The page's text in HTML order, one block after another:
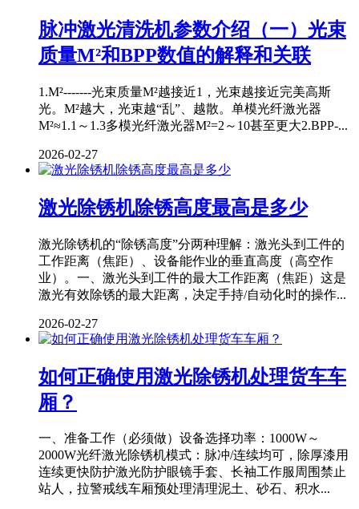
脉冲激光清洗机参数介绍（一）光束
质量M²和BPP数值的解释和关联
1.M²-------光束质量M²越接近1，光束越接近完美高斯
光。M²越大，光束越“乱”、越散。单模光纤激光器
M²≈1.1～1.3多模光纤激光器M²=2～10甚至更大2.BPP-...
2026-02-27
激光除锈机除锈高度最高是多少
激光除锈机的“除锈高度”分两种理解：激光头到工件的
工作距离（焦距）、设备能作业的垂直高度（高空作
业）。一、激光头到工件的最大工作距离（焦距）这是
激光有效除锈的最大距离，决定手持/自动化时的操作...
2026-02-27
如何正确使用激光除锈机处理货车车
厢？
一、准备工作（必须做）设备选择功率：1000W～
2000W光纤激光除锈机模式：脉冲/连续均可，除厚漆用
连续更快防护激光防护眼镜手套、长袖工作服周围禁止
站人，拉警戒线车厢预处理清理泥土、砂石、积水...